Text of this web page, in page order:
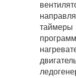
таймеры